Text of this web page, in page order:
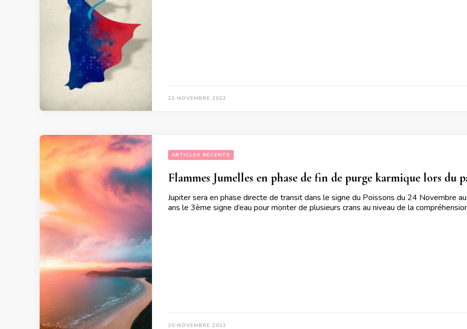
23 NOVEMBRE 2022
ARTICLES RÉCENTS
Flammes Jumelles en phase de fin de purge karmique lors du
Jupiter sera en phase directe de transit dans le signe du Poissons du 24 Novembre
ans le 3ème signe d’eau pour monter de plusieurs crans au niveau de la
20 NOVEMBRE 2022